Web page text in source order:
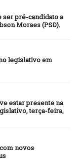
ser pré-candidato a
Moraes (PSD).
legislativo em
estar presente na
terça-feira,
novos